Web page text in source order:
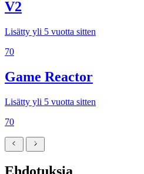
V2
Lisätty yli 5 vuotta sitten
70
Game Reactor
Lisätty yli 5 vuotta sitten
70
Ehdotuksia